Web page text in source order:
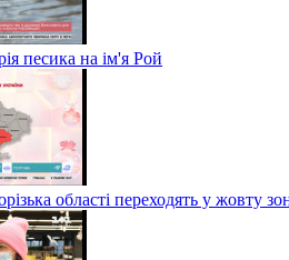
песика на ім'я Рой
області переходять у жовту